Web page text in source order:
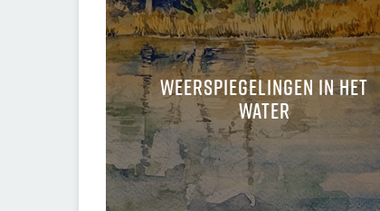
Weerspiegelingen in het
water